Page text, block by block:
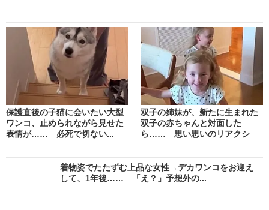
保護直後の子猫に会いたい大型
ワンコ、止められながら見せた
表情が…… 必死で切ない...
双子の姉妹が、新たに生まれた
双子の赤ちゃんと対面した
ら…… 思い思いのリアクシ
着物姿でたたずむ上品な女性→デカワンコをお迎え
して、1年後…… 「え？」予想外の...